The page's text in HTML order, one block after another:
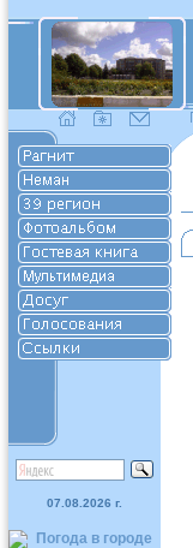
07.08.2026 г.